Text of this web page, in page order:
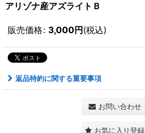
アリゾナ産アズライトＢ
販売価格: 3,000円(税込)
返品特約に関する重要事項
お問い合わせ
お気に入り登録